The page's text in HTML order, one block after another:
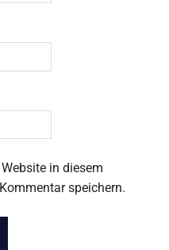
in diesem
speichern.